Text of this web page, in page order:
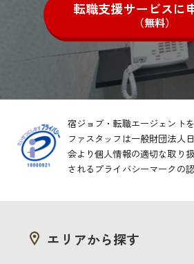
転職支援サービスに
（無料）
宿ジョブ・転職エージェント
ファスタッフは一般財団法人
会より個人情報の適切な取り
されるプライバシーマークの
エリアから探す